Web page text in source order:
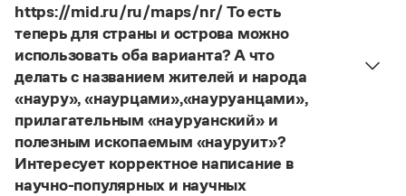
Страница ответа
https://mid.ru/ru/maps/nr/ То есть
теперь для страны и острова можно
использовать оба варианта? А что
делать с названием жителей и народа
«науру», «наурцами»,«науруанцами»,
прилагательным «науруанский» и
полезным ископаемым «науруит»?
Интересует корректное написание в
научно-популярных и научных